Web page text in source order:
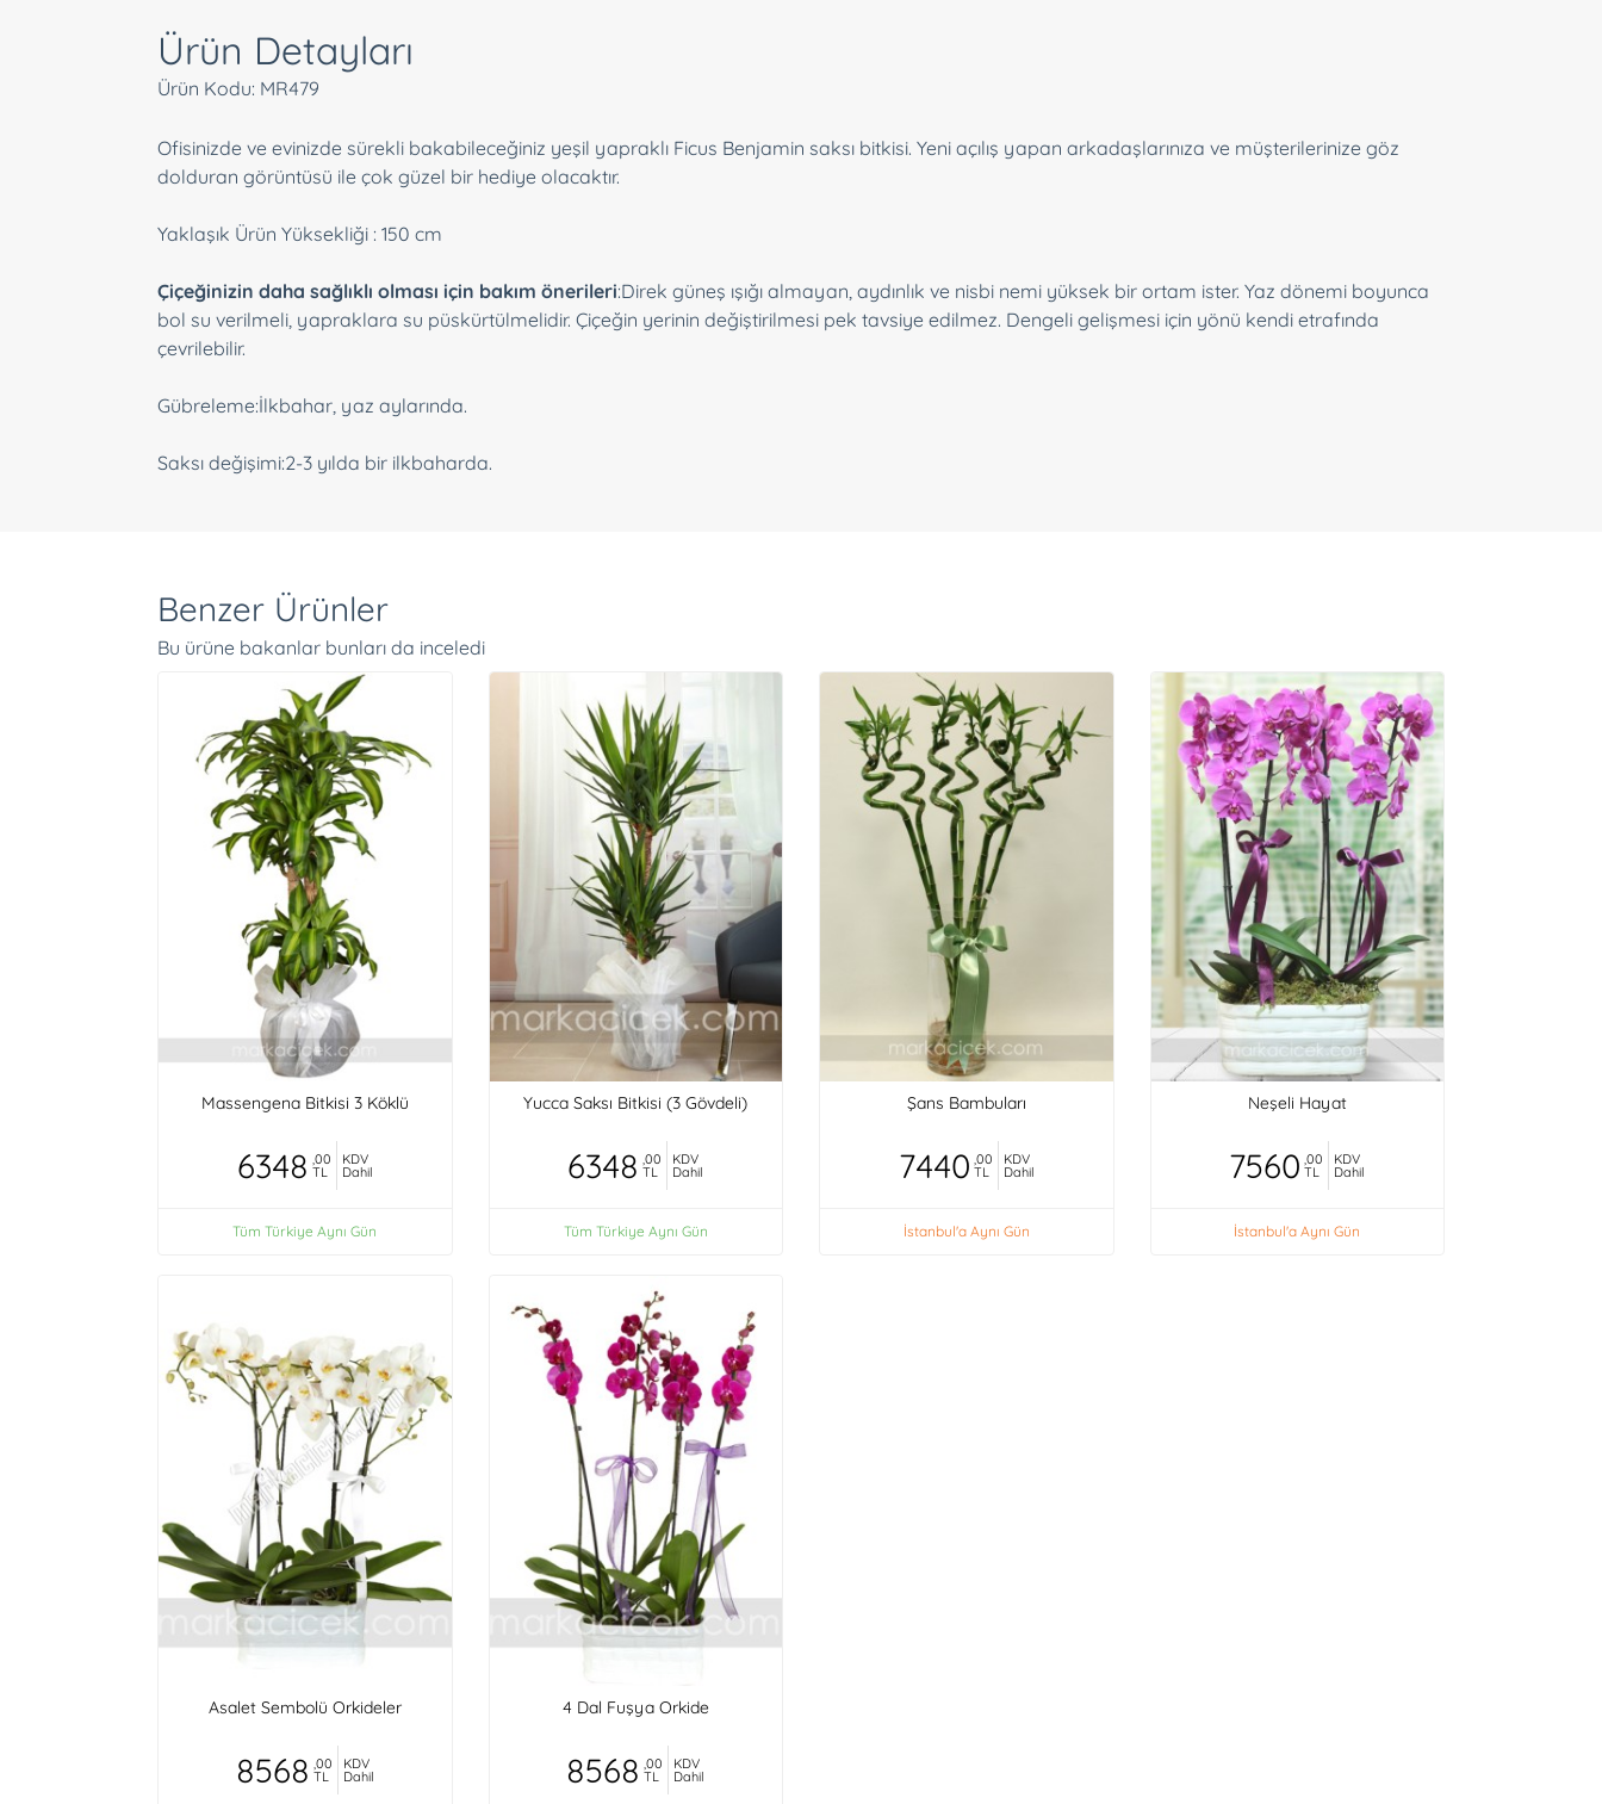
Ürün Detayları
Ürün Kodu: MR479
Ofisinizde ve evinizde sürekli bakabileceğiniz yeşil yapraklı Ficus Benjamin saksı bitkisi. Yeni açılış yapan arkadaşlarınıza ve müşterilerinize göz
dolduran görüntüsü ile çok güzel bir hediye olacaktır.
Yaklaşık Ürün Yüksekliği : 150 cm
Çiçeğinizin daha sağlıklı olması için bakım önerileri:Direk güneş ışığı almayan, aydınlık ve nisbi nemi yüksek bir ortam ister. Yaz dönemi boyunca
bol su verilmeli, yapraklara su püskürtülmelidir. Çiçeğin yerinin değiştirilmesi pek tavsiye edilmez. Dengeli gelişmesi için yönü kendi etrafında
çevrilebilir.
Gübreleme:İlkbahar, yaz aylarında.
Saksı değişimi:2-3 yılda bir ilkbaharda.
Benzer Ürünler
Bu ürüne bakanlar bunları da inceledi
Massengena Bitkisi 3 Köklü
6348 ,00
TL
KDV
Dahil
Tüm Türkiye Aynı Gün
Yucca Saksı Bitkisi (3 Gövdeli)
6348 ,00
TL
KDV
Dahil
Tüm Türkiye Aynı Gün
Şans Bambuları
7440 ,00
TL
KDV
Dahil
İstanbul'a Aynı Gün
Neşeli Hayat
7560 ,00
TL
KDV
Dahil
İstanbul'a Aynı Gün
Asalet Sembolü Orkideler
8568 ,00
TL
KDV
Dahil
4 Dal Fuşya Orkide
8568 ,00
TL
KDV
Dahil